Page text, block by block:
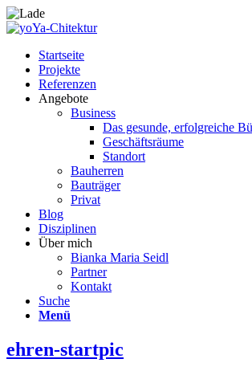
Startseite
Projekte
Referenzen
Angebote
Business
Das gesunde, erfolgreiche
Geschäftsräume
Standort
Bauherren
Bauträger
Privat
Blog
Disziplinen
Über mich
Bianka Maria Seidl
Partner
Kontakt
Suche
Menü
ehren-startpic